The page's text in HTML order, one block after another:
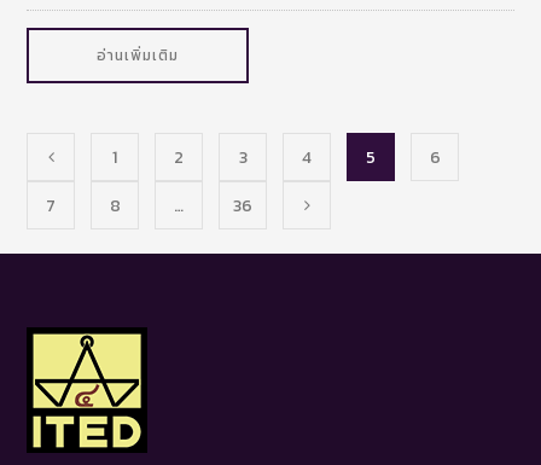
อ่านเพิ่มเติม
1 2 3 4 5
6
7
8 … 36